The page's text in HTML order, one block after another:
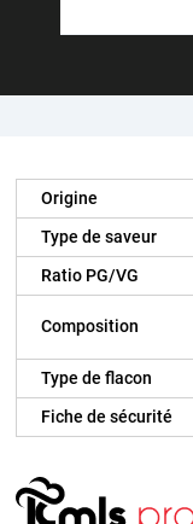
Origine
Type de saveur
Ratio PG/VG
Composition
Type de flacon
Fiche de sécurité